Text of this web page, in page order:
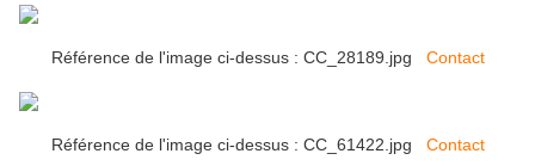
Référence de l'image ci-dessus : CC_28189.jpg Contact
Référence de l'image ci-dessus : CC_61422.jpg Contact